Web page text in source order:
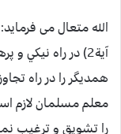
الله متعال می
آية2) در راه نيكي
همديگر را در راه
معلم مسلمان لازم
را تشویق و ترغیب